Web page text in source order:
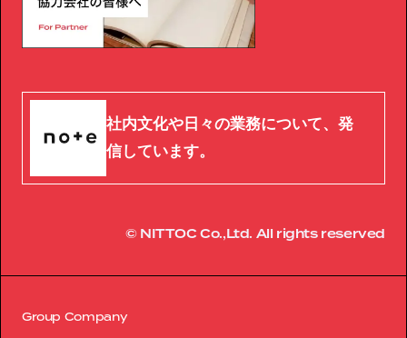
社内文化や日々の業務について、発
信しています。
© NITTOC Co.,Ltd. All rights reserved
Group Company